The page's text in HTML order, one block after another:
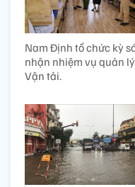
Nam Định tổ chức kỳ
nhận nhiệm vụ quản
Vận tải.